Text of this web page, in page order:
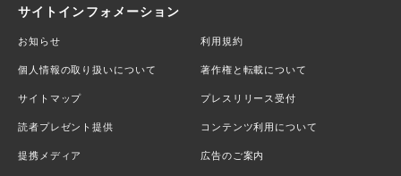
サイトインフォメーション
お知らせ 利用規約
個人情報の取り扱いについて 著作権と転載について
サイトマップ プレスリリース受付
読者プレゼント提供 コンテンツ利用について
提携メディア 広告のご案内